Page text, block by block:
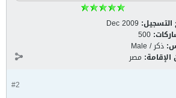
التسجيل: Dec 2009
500
ذكر / Male
الإقامة: مصر
#2